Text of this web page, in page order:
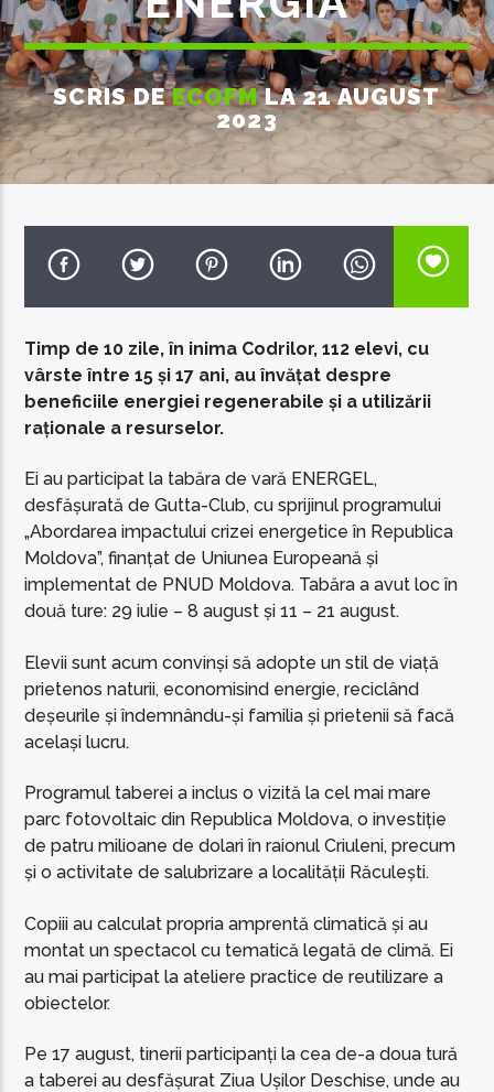
EcoFM Chisinau
SCRIS DEECOFMLA 21 AUGUST
2023
Timp de 10 zile, în inima Codrilor, 112 elevi, cu
vârste între 15 și 17 ani, au învățat despre
beneficiile energiei regenerabile și a utilizării
raționale a resurselor.
Ei au participat la tabăra de vară ENERGEL,
desfășurată de Gutta-Club, cu sprijinul programului
„Abordarea impactului crizei energetice în Republica
Moldova”, finanțat de Uniunea Europeană și
implementat de PNUD Moldova. Tabăra a avut loc în
două ture: 29 iulie – 8 august și 11 – 21 august.
Elevii sunt acum convinși să adopte un stil de viaţă
prietenos naturii, economisind energie, reciclând
deșeurile și îndemnându-și familia și prietenii să facă
același lucru.
Programul taberei a inclus o vizită la cel mai mare
parc fotovoltaic din Republica Moldova, o investiție
de patru milioane de dolari în raionul Criuleni, precum
și o activitate de salubrizare a localității Răculești.
Copiii au calculat propria amprentă climatică și au
montat un spectacol cu tematică legată de climă. Ei
au mai participat la ateliere practice de reutilizare a
obiectelor.
Pe 17 august, tinerii participanți la cea de-a doua tură
a taberei au desfășurat Ziua Ușilor Deschise, unde au